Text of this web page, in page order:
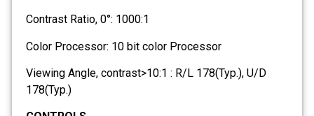
Contrast Ratio, 0°: 1000:1
Color Processor: 10 bit color Processor
Viewing Angle, contrast>10:1 : R/L 178(Typ.), U/D
178(Typ.)